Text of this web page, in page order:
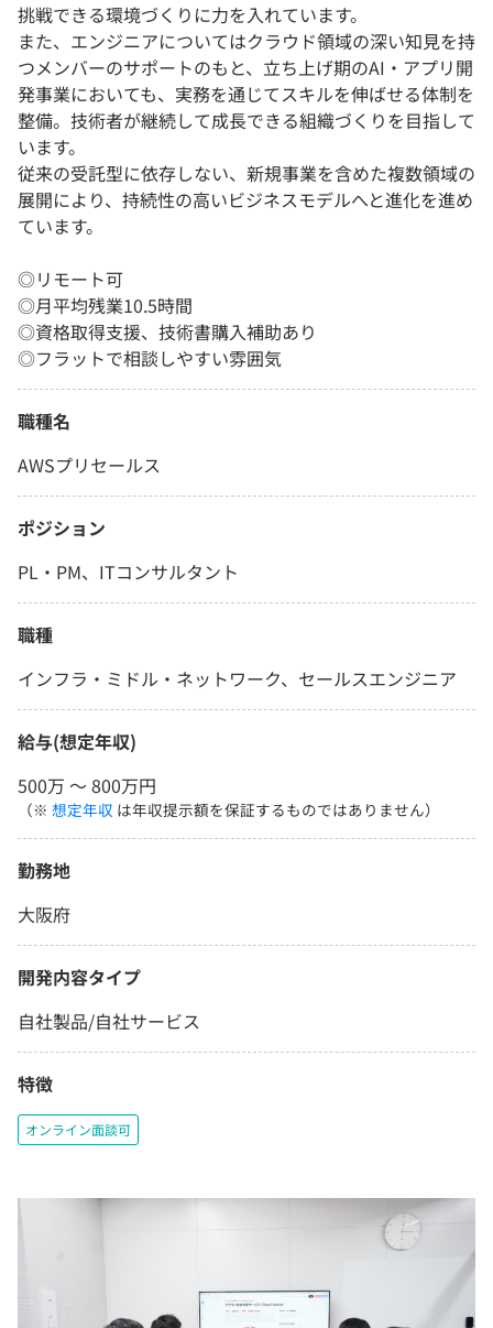
挑戦できる環境づくりに力を入れています。
また、エンジニアについてはクラウド領域の深い知見を持
つメンバーのサポートのもと、立ち上げ期のAI・アプリ開
発事業においても、実務を通じてスキルを伸ばせる体制を
整備。技術者が継続して成長できる組織づくりを目指して
います。
従来の受託型に依存しない、新規事業を含めた複数領域の
展開により、持続性の高いビジネスモデルへと進化を進め
ています。
◎リモート可
◎月平均残業10.5時間
◎資格取得支援、技術書購入補助あり
◎フラットで相談しやすい雰囲気
職種名
AWSプリセールス
ポジション
PL・PM、ITコンサルタント
職種
インフラ・ミドル・ネットワーク、セールスエンジニア
給与(想定年収)
500万 〜 800万円
（※ 想定年収 は年収提示額を保証するものではありません）
勤務地
大阪府
開発内容タイプ
自社製品/自社サービス
特徴
オンライン面談可